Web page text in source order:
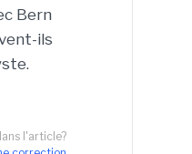
Bern
ils
l'article?